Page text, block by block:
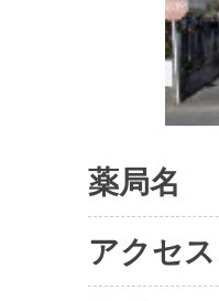
薬局名
アクセス